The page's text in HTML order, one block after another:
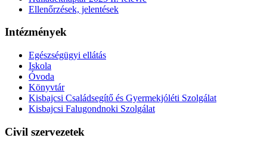
Ellenőrzések, jelentések
Intézmények
Egészségügyi ellátás
Iskola
Óvoda
Könyvtár
Kisbajcsi Családsegítő és Gyermekjóléti Szolgálat
Kisbajcsi Falugondnoki Szolgálat
Civil szervezetek